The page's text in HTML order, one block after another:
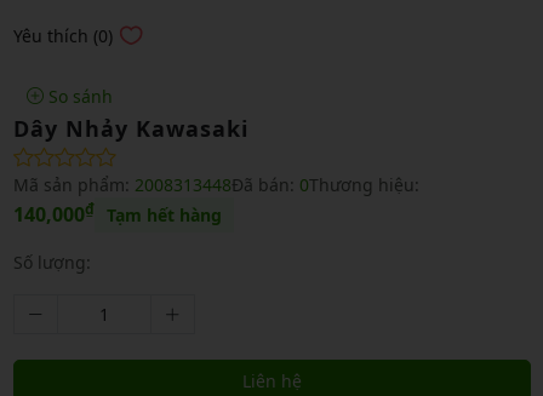
Yêu thích (0)
So sánh
Dây Nhảy Kawasaki
Mã sản phẩm: 2008313448Đã bán: 0Thương hiệu:
140,000₫ Tạm hết hàng
Số lượng:
Liên hệ